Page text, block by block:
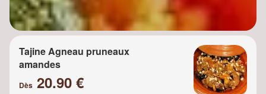
Tajine Agneau pruneaux
amandes
Dès 20.90 €